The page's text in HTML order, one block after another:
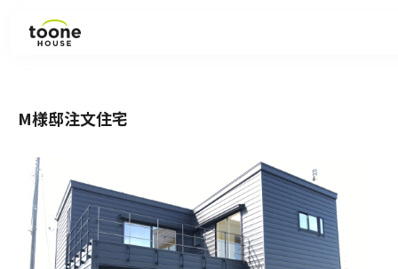
施工事例
お知らせ
M様邸注文住宅